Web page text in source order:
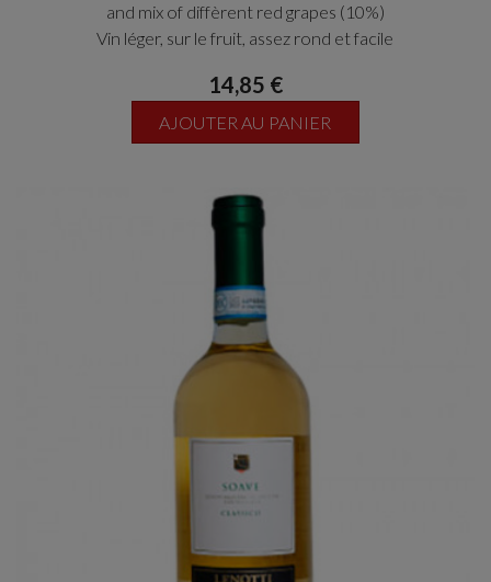
and mix of diffèrent red grapes (10%)
Vin léger, sur le fruit, assez rond et facile
14,85 €
AJOUTER AU PANIER